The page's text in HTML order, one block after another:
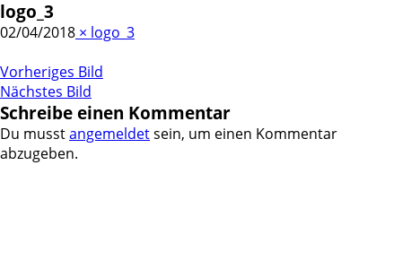
logo_3
02/04/2018 × logo_3
Vorheriges Bild
Nächstes Bild
Schreibe einen Kommentar
Du musstangemeldetsein, um einen Kommentar
abzugeben.